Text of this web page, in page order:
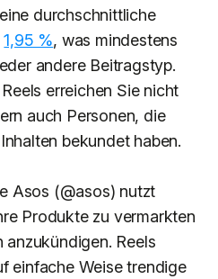
durchschnittliche
1,95 %, was mindestens
andere Beitragstyp.
erreichen Sie nicht
auch Personen, die
bekundet haben.
Asos (@asos) nutzt
Produkte zu vermarkten
Reels
einfache Weise trendige